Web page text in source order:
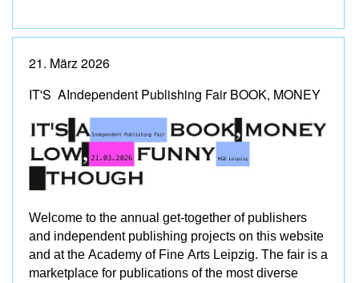
21. März 2026
IT'S AIndependent Publishing Fair BOOK, MONEY
Welcome to the annual get-together of publishers
and independent publishing projects on this website
and at the Academy of Fine Arts Leipzig. The fair is a
marketplace for publications of the most diverse